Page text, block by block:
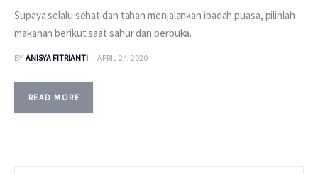
Supaya selalu sehat dan tahan menjalankan ibadah puasa, pilihlah
makanan berikut saat sahur dan berbuka.
BY ANISYA FITRIANTI APRIL 24, 2020
READ MORE